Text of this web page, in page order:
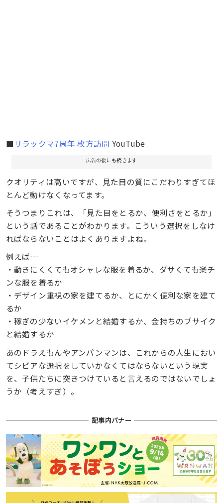
■ リラックマ7周年 枚方訪問 YouTube
広告の後にも続きます
クオリティは高いですが、見た目の質にこだわりすぎてほ
とんど動けなくなってます。
そうつまりこれは、「見た目をとるか、便利さをとるか」
という話であることがわかります。こういう選択をしなけ
ればならないことはよくありますよね。
例えば…
・動きにくくてもオシャレな服を着るか、ダサくても楽チ
ンな服を着るか
・デザイン重視の家を建てるか、とにかく便利な家を建て
るか
・稼ぎの少ないイケメンと結婚するか、金持ちのブサイク
と結婚するか
あのドラえもんやアンパンマンは、
これからの人生におい
てシビアな選択を していかなくてはならないという現実
を、子供たちに突きつけていると言えるのではないでしょ
うか（考えすぎ）。
記事内バナー